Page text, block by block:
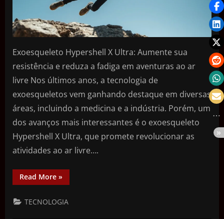
Exoesqueleto Hypershell X Ultra: Aumente sua
resistência e reduza a fadiga em aventuras ao ar
livre Nos últimos anos, a tecnologia de
exoesqueletos vem ganhando destaque em diversas
áreas, incluindo a medicina e a indústria. Porém, um
dos avanços mais interessantes é o exoesqueleto
Hypershell X Ultra, que promete revolucionar as
atividades ao ar livre….
Read More »
TECNOLOGIA